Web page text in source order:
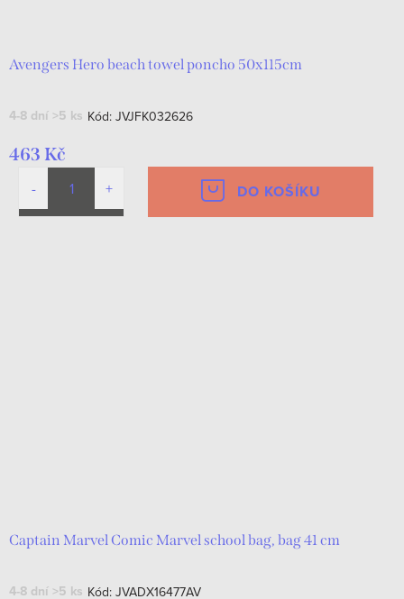
Avengers Hero beach towel poncho 50x115cm
4-8 dní >5 ks Kód: JVJFK032626
463 Kč
DO KOŠÍKU
Captain Marvel Comic Marvel school bag, bag 41 cm
4-8 dní >5 ks Kód: JVADX16477AV